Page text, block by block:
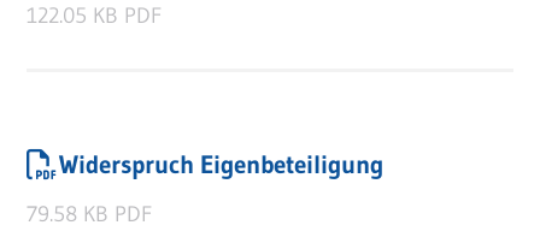
122.05 KB PDF
Widerspruch Eigenbeteiligung
79.58 KB PDF